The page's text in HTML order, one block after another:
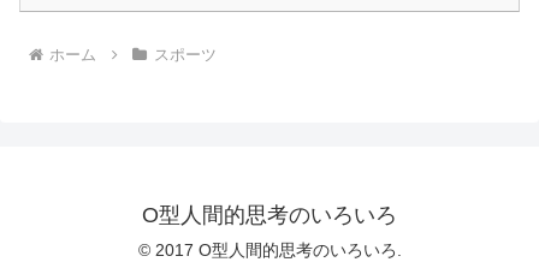
ホーム スポーツ
O型人間的思考のいろいろ
© 2017 O型人間的思考のいろいろ.